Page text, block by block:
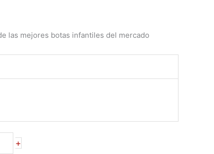
las mejores botas infantiles del mercado
+